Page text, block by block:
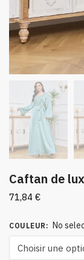
Caftan de
71,84 €
COULEUR : No